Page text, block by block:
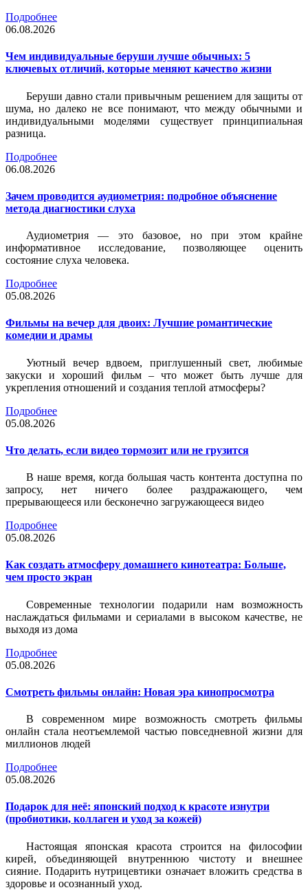
Подробнее
06.08.2026
Чем индивидуальные беруши лучше обычных: 5
ключевых отличий, которые меняют качество жизни
Беруши давно стали привычным решением для защиты от
шума, но далеко не все понимают, что между обычными и
индивидуальными моделями существует принципиальная
разница.
Подробнее
06.08.2026
Зачем проводится аудиометрия: подробное объяснение
метода диагностики слуха
Аудиометрия — это базовое, но при этом крайне
информативное исследование, позволяющее оценить
состояние слуха человека.
Подробнее
05.08.2026
Фильмы на вечер для двоих: Лучшие романтические
комедии и драмы
Уютный вечер вдвоем, приглушенный свет, любимые
закуски и хороший фильм – что может быть лучше для
укрепления отношений и создания теплой атмосферы?
Подробнее
05.08.2026
Что делать, если видео тормозит или не грузится
В наше время, когда большая часть контента доступна по
запросу, нет ничего более раздражающего, чем
прерывающееся или бесконечно загружающееся видео
Подробнее
05.08.2026
Как создать атмосферу домашнего кинотеатра: Больше,
чем просто экран
Современные технологии подарили нам возможность
наслаждаться фильмами и сериалами в высоком качестве, не
выходя из дома
Подробнее
05.08.2026
Смотреть фильмы онлайн: Новая эра кинопросмотра
В современном мире возможность смотреть фильмы
онлайн стала неотъемлемой частью повседневной жизни для
миллионов людей
Подробнее
05.08.2026
Подарок для неё: японский подход к красоте изнутри
(пробиотики, коллаген и уход за кожей)
Настоящая японская красота строится на философии
кирей, объединяющей внутреннюю чистоту и внешнее
сияние. Подарить нутрицевтики означает вложить средства в
здоровье и осознанный уход.